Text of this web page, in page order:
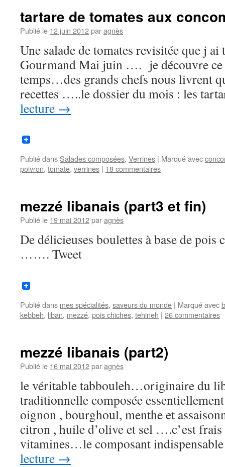
tartare de tomates aux
Publié le 12 juin 2012paragnès
Une salade de tomates revisitée que j ai
Gourmand Mai juin …. je découvre ce
temps…des grands chefs nous livrent
recettes …..le dossier du mois : les
lecture →
Publié dans Salades composées, Verrines | Marqué avec
poivron, tomate, verrines | 18 commentaires
mezzé libanais (part3 et fin)
Publié le 19 mai 2012paragnès
De délicieuses boulettes à base de pois
……. Tweet
Publié dans mes spécialités, saveurs du monde | Marqué avec
kebbeh, liban, mezzé, pois chiches, tehineh | 26 commentaires
mezzé libanais (part2)
Publié le 16 mai 2012paragnès
le véritable tabbouleh…originaire du
traditionnelle composée
oignon , bourghoul, menthe et
citron , huile d’olive et sel ….c’est frais
vitamines…le composant
lecture →